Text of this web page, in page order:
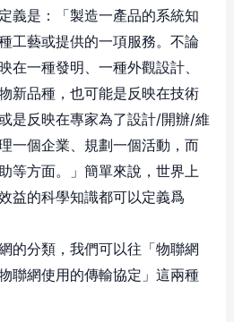
義是：「製造一產品的系統知
工藝或提供的一項服務。不論
在一種發明、一種外觀設計、
新品種，也可能是反映在技術
是反映在專家為了設計/開辦/維
一個企業、規劃一個活動，而
等方面。」簡單來說，世界上
益的科學知識都可以定義爲
的分類，我們可以往「物聯網
聯網使用的傳輸協定」這兩種